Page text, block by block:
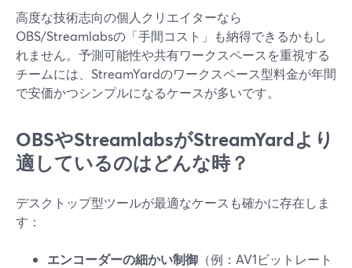
高度な技術志向の個人クリエイターなら
OBS/Streamlabsの「手間コスト」も納得できるかもし
れません。予測可能性や共有ワークスペースを重視する
チームには、StreamYardのワークスペース型料金が年間
で安価かつシンプルになるケースが多いです。
OBSやStreamlabsがStreamYardより
適しているのはどんな時？
デスクトップ型ツールが最適なケースも確かに存在しま
す：
エンコーダーの細かい制御 （例：AV1ビットレート